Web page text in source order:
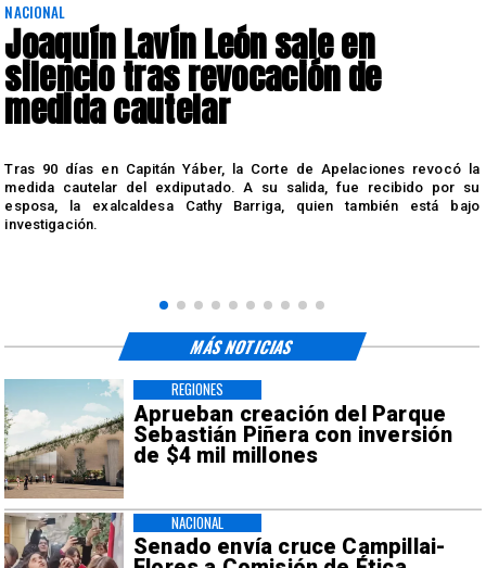
NACIONAL
Joaquín Lavín León sale en
silencio tras revocación de
medida cautelar
Tras 90 días en Capitán Yáber, la Corte de Apelaciones revocó la
medida cautelar del exdiputado. A su salida, fue recibido por su
esposa, la exalcaldesa Cathy Barriga, quien también está bajo
investigación.
Aprueban creación del Parque
Sebastián Piñera con inversión
de $4 mil millones
REGIONES
Senado envía cruce Campillai-
NACIONAL
MÁS NOTICIAS